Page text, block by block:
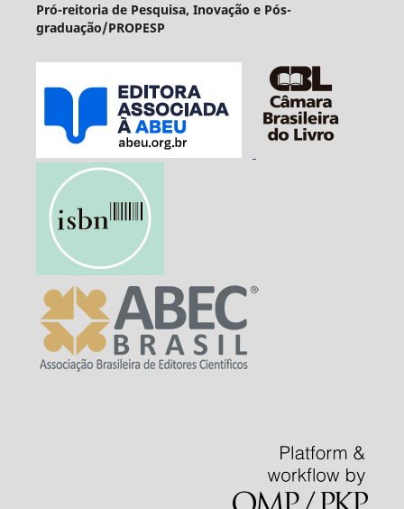
Pró-reitoria de Pesquisa, Inovação e Pós-
graduação/PROPESP